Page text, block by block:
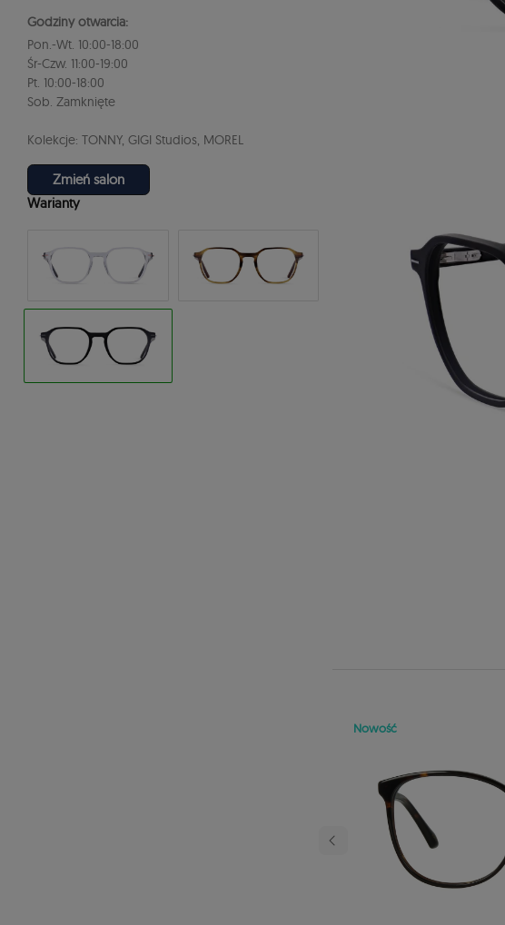
Godziny otwarcia:
Zmień salon
Pon.-Wt. 10:00-18:00
Śr-Czw. 11:00-19:00
Pt. 10:00-18:00
Sob. Zamknięte
Kolekcje: TONNY, GIGI Studios, MOREL
Warianty
Nowość